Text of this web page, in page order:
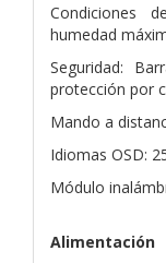
Condiciones
humedad
Seguridad:
protección por
Mando a
Idiomas OSD:
Módulo
Alimentación